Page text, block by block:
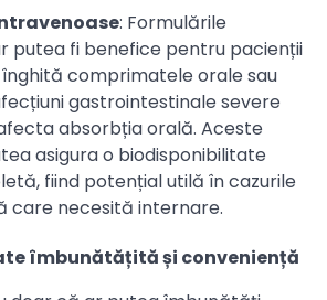
: Formulările
putea fi benefice pentru pacienții
comprimatele orale sau
gastrointestinale severe
absorbția orală. Aceste
asigura o biodisponibilitate
fiind potențial utilă în cazurile
care necesită internare.
îmbunătățită și conveniență